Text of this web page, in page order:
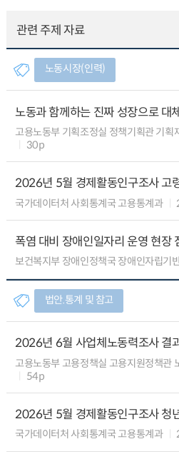
관련 주제 자료
노동시장(인력)
노동과 함께하는 진짜 성장으로 대
고용노동부 기획조정실 정책기획관 기획
30p
2026년 5월 경제활동인구조사 고
국가데이터처 사회통계국 고용통계과
폭염 대비 장애인일자리 운영 현장
보건복지부 장애인정책국 장애인자립기
법안.통계 및 참고
2026년 6월 사업체노동력조사 결
고용노동부 고용정책실 고용지원정책관
54p
2026년 5월 경제활동인구조사 청
국가데이터처 사회통계국 고용통계과